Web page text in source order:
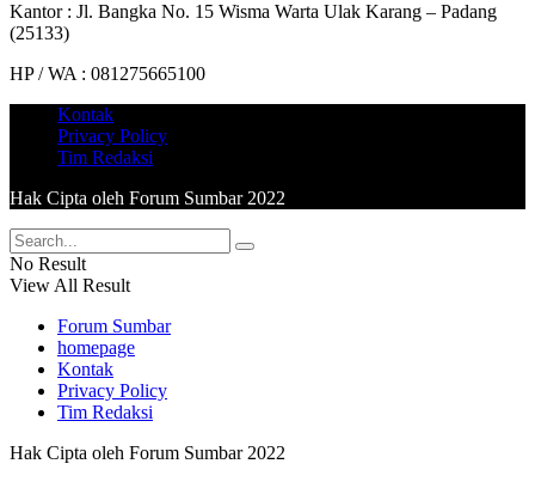
Kantor : Jl. Bangka No. 15 Wisma Warta Ulak Karang – Padang
(25133)
HP / WA : 081275665100
Kontak
Privacy Policy
Tim Redaksi
Hak Cipta oleh Forum Sumbar 2022
No Result
View All Result
Forum Sumbar
homepage
Kontak
Privacy Policy
Tim Redaksi
Hak Cipta oleh Forum Sumbar 2022